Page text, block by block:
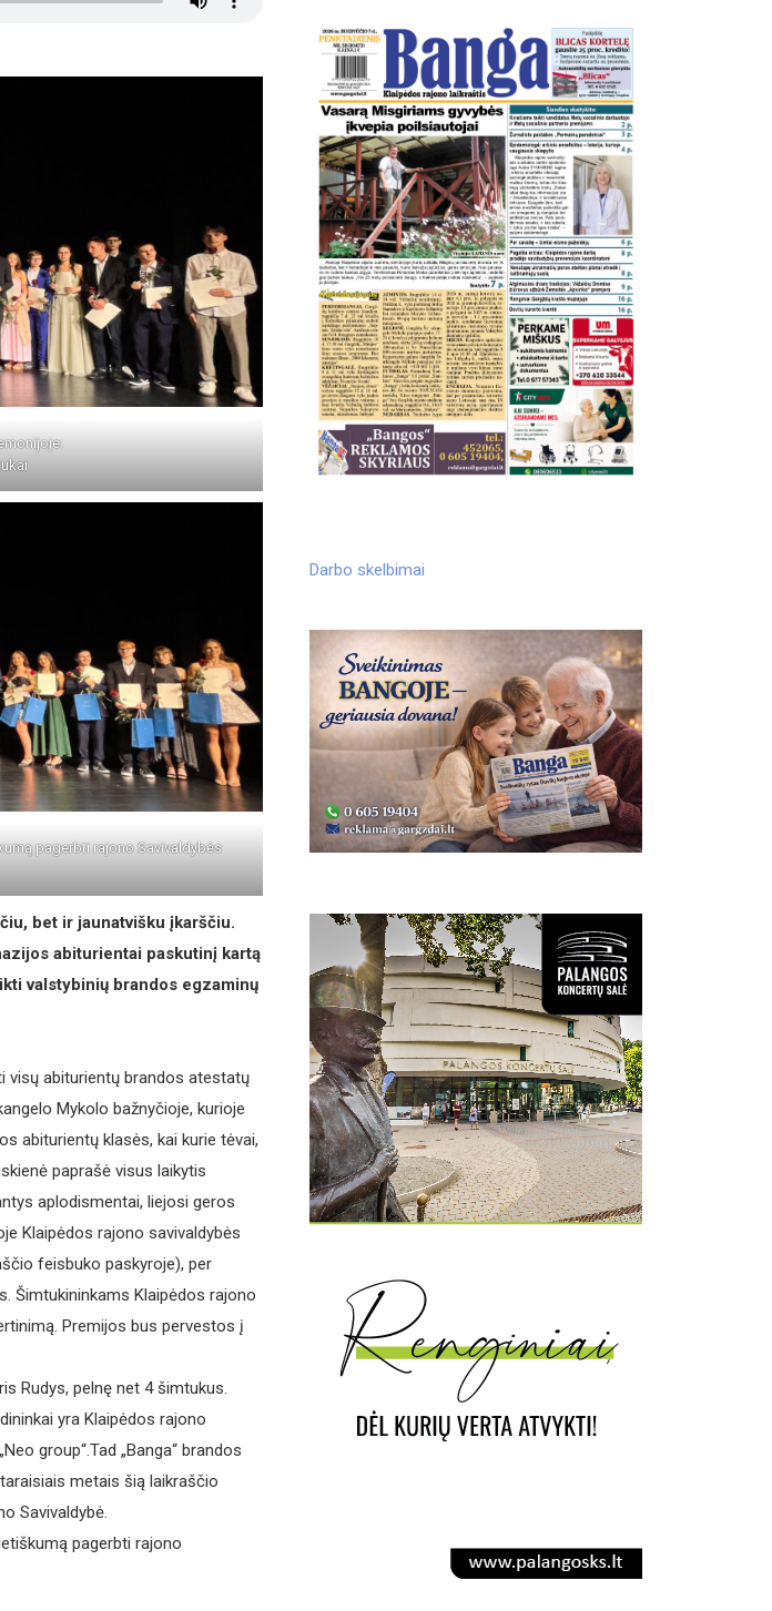
pagerbti rajono Savivaldybės
bet ir jaunatvišku įkarščiu.
abiturientai paskutinį kartą
valstybinių brandos egzaminų
visų abiturientų brandos atestatų
Mykolo bažnyčioje, kurioje
abiturientų klasės, kai kurie tėvai,
paprašė visus laikytis
aplodismentai, liejosi geros
Klaipėdos rajono savivaldybės
feisbuko paskyroje), per
Šimtukininkams Klaipėdos rajono
Premijos bus pervestos į
Rudys, pelnę net 4 šimtukus.
yra Klaipėdos rajono
group“.Tad „Banga“ brandos
metais šią laikraščio
Savivaldybė.
pagerbti rajono
Darbo skelbimai